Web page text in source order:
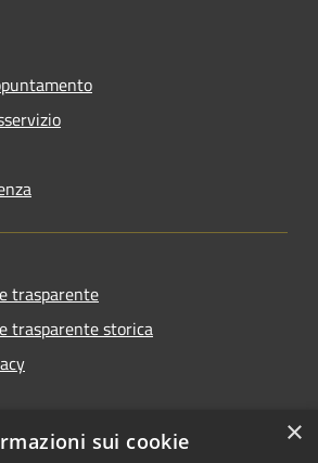
trasparente
trasparente storica
×
sui cookie